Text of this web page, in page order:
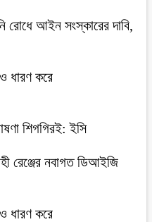
রোধে আইন সংস্কারের দাবি,
ধারণ করে
শিগগিরই: ইসি
রেঞ্জের নবাগত ডিআইজি
ধারণ করে